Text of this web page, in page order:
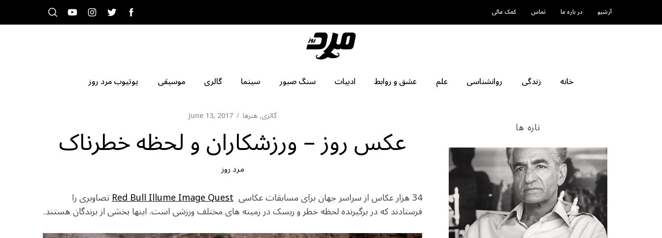
آرشیو در باره ما تماس کمک مالی
خانه زندگی روانشناسی علم عشق و روابط ادبیات سنگ صبور سینما گالری موسیقی یوتیوب مرد روز
گالری,هنرها June 13, 2017
عکس روز – ورزشکاران و لحظه خطرناک
مرد روز
34 هزار عکاس از سراسر جهان برای مسابقات عکاسی Red Bull Illume Image Questتصاویری را
فرستادند که در برگیرنده لحظه خطر و ریسک در زمینه های مختلف ورزشی است. اینها بخشی از برندگان هستند.
تازه ها